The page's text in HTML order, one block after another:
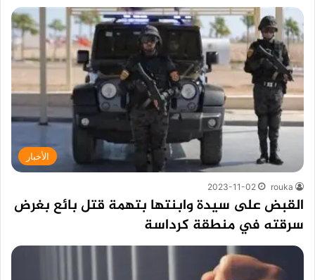
الأخبار
rouka
2023-11-02
القبض على سيدة وابنتها بتهمة قتل بائع بغرض
سرقته في منطقة كرداسة